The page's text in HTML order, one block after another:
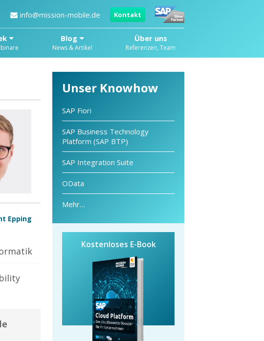
info@mission-mobile.de Kontakt
Blog
News & Artikel
Über uns
Referenzen, Team
Epping
Unser Knowhow
SAP Fiori
SAP Business Technology
Platform (SAP BTP)
SAP Integration Suite
OData
Mehr…
Kostenloses E-Book